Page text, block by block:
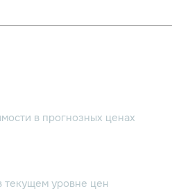
в прогнозных ценах
уровне цен